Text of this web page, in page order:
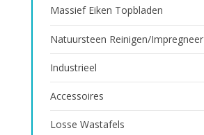
Massief Eiken Topbladen
Natuursteen Reinigen/impregneer
Industrieel
Accessoires
Losse Wastafels